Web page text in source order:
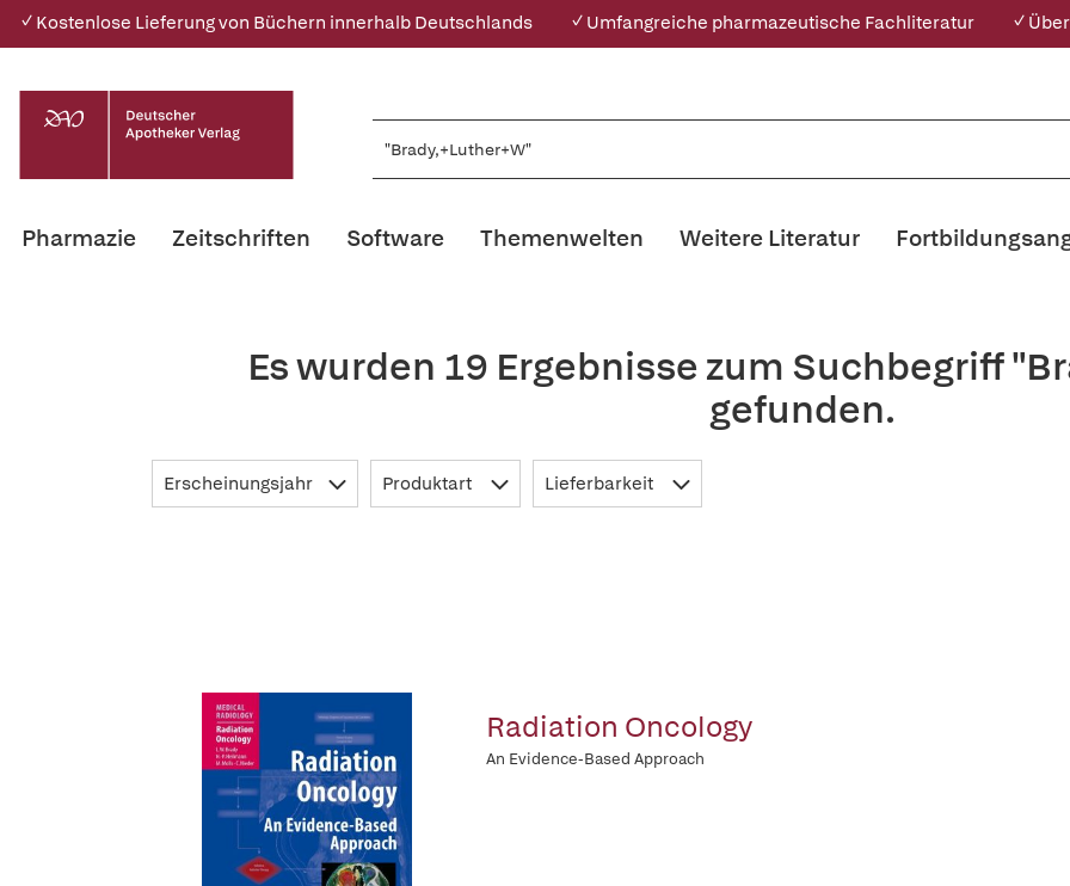
✓ Kostenlose Lieferung von Büchern innerhalb Deutschlands ✓ Umfangreiche pharmazeutische Fachliteratur ✓
Pharmazie Zeitschriften Software Themenwelten Weitere Literatur
Es wurden 19 Ergebnisse zum Suchbegriff
gefunden.
Erscheinungsjahr Produktart Lieferbarkeit
Radiation Oncology
An Evidence-Based Approach